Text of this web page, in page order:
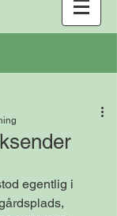
egentlig i